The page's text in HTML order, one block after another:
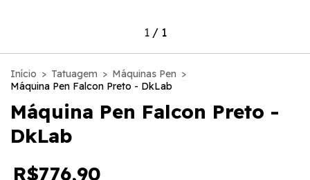
1/ 1
Início > Tatuagem > Máquinas Pen >
Máquina Pen Falcon Preto - DkLab
Máquina Pen Falcon Preto -
DkLab
R$776,90